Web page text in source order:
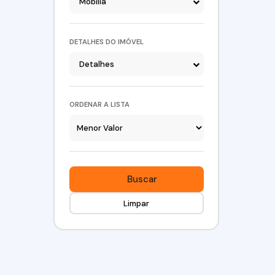
DETALHES DO IMÓVEL
Detalhes
ORDENAR A LISTA
Buscar
Limpar